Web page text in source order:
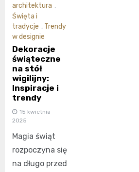
architektura ,
Święta i
tradycje , Trendy
w designie
Dekoracje
świąteczne
na stół
wigilijny:
Inspiracje i
trendy
15 kwietnia
2025
Magia świąt
rozpoczyna się
na długo przed